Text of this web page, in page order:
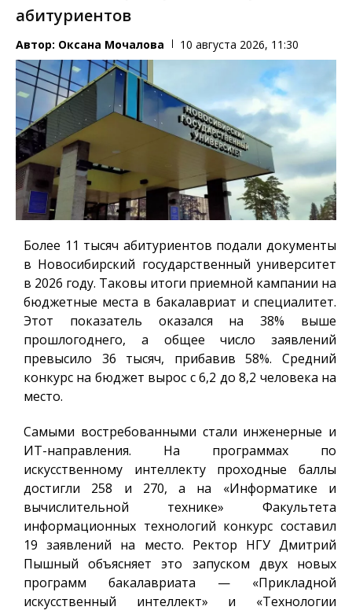
абитуриентов
Автор: Оксана Мочалова 10 августа 2026, 11:30
Более 11 тысяч абитуриентов подали документы
в Новосибирский государственный университет
в 2026 году. Таковы итоги приемной кампании на
бюджетные места в бакалавриат и специалитет.
Этот показатель оказался на 38% выше
прошлогоднего, а общее число заявлений
превысило 36 тысяч, прибавив 58%. Средний
конкурс на бюджет вырос с 6,2 до 8,2 человека на
место.
Самыми востребованными стали инженерные и
ИТ-направления. На программах по
искусственному интеллекту проходные баллы
достигли 258 и 270, а на «Информатике и
вычислительной технике» Факультета
информационных технологий конкурс составил
19 заявлений на место. Ректор НГУ Дмитрий
Пышный объясняет это запуском двух новых
программ бакалавриата — «Прикладной
искусственный интеллект» и «Технологии